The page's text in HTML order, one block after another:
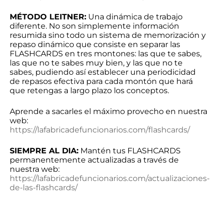
MÉTODO LEITNER: Una dinámica de trabajo
diferente. No son simplemente información
resumida sino todo un sistema de memorización y
repaso dinámico que consiste en separar las
FLASHCARDS en tres montones: las que te sabes,
las que no te sabes muy bien, y las que no te
sabes, pudiendo así establecer una periodicidad
de repasos efectiva para cada montón que hará
que retengas a largo plazo los conceptos.
Aprende a sacarles el máximo provecho en nuestra
web:
https://lafabricadefuncionarios.com/flashcards/
SIEMPRE AL DIA: Mantén tus FLASHCARDS
permanentemente actualizadas a través de
nuestra web:
https://lafabricadefuncionarios.com/actualizaciones-
de-las-flashcards/